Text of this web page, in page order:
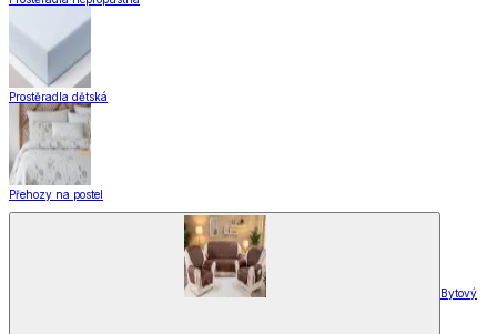
Prostěradla dětská
Přehozy na postel
Bytový